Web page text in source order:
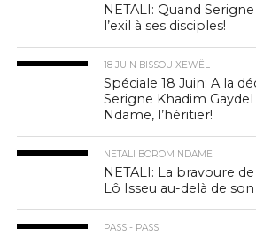
NETALI: Quand
l’exil à ses disciples!
18 JUIN BISSOU XEWËL
Spéciale 18 Juin: A la
Serigne Khadim
Ndame, l’héritier!
NETALI BOROM NDAME
NETALI: La bravoure
Lô Isseu au-delà de
PASS - PASS